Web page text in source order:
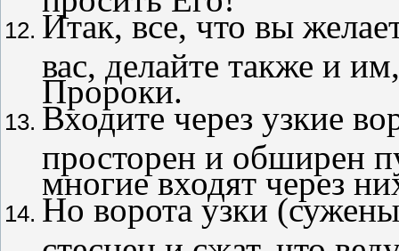
Итак, все, что вы
вас, делайте также и
Пророки.
Входите через узкие
просторен и обширен
многие входят через
Но ворота узки
стеснен и сжат, что